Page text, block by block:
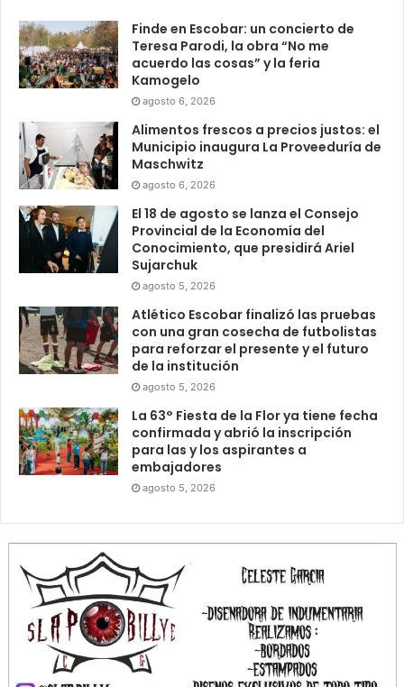
Finde en Escobar: un concierto de
Teresa Parodi, la obra “No me
acuerdo las cosas” y la feria
Kamogelo
agosto 6, 2026
Alimentos frescos a precios justos: el
Municipio inaugura La Proveeduría de
Maschwitz
agosto 6, 2026
El 18 de agosto se lanza el Consejo
Provincial de la Economía del
Conocimiento, que presidirá Ariel
Sujarchuk
agosto 5, 2026
Atlético Escobar finalizó las pruebas
con una gran cosecha de futbolistas
para reforzar el presente y el futuro
de la institución
agosto 5, 2026
La 63° Fiesta de la Flor ya tiene fecha
confirmada y abrió la inscripción
para las y los aspirantes a
embajadores
agosto 5, 2026